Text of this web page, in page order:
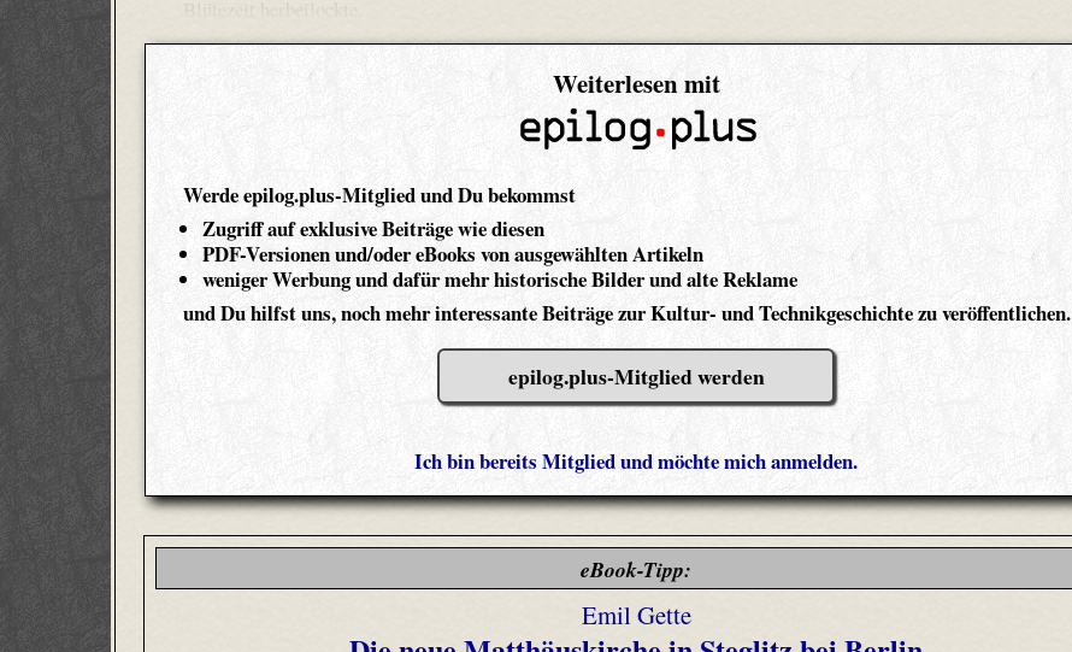
Weiterlesen mit
Werde epilog.plus-Mitglied und Du bekommst
Zugriff auf exklusive Beiträge wie diesen
PDF-Versionen und/oder eBooks von ausgewählten Artikeln
weniger Werbung und dafür mehr historische Bilder und alte Reklame
und Du hilfst uns, noch mehr interessante Beiträge zur Kultur- und Technikgeschichte zu veröffentlichen.
epilog.plus-Mitglied werden
Ich bin bereits Mitglied und möchte mich anmelden.
eBook-Tipp:
Emil Gette